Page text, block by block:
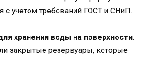
с учетом требований ГОСТ и СНиП.
хранения воды на поверхности.
закрытые резервуары, которые